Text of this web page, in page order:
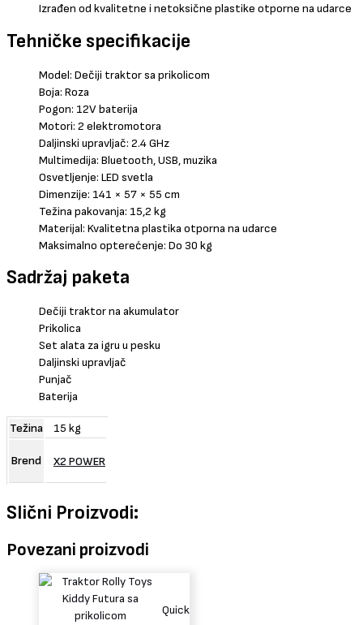
Izrađen od kvalitetne i netoksične plastike otporne na udarce
Tehničke specifikacije
Model: Dečiji traktor sa prikolicom
Boja: Roza
Pogon: 12V baterija
Motori: 2 elektromotora
Daljinski upravljač: 2.4 GHz
Multimedija: Bluetooth, USB, muzika
Osvetljenje: LED svetla
Dimenzije: 141 × 57 × 55 cm
Težina pakovanja: 15,2 kg
Materijal: Kvalitetna plastika otporna na udarce
Maksimalno opterećenje: Do 30 kg
Sadržaj paketa
Dečiji traktor na akumulator
Prikolica
Set alata za igru u pesku
Daljinski upravljač
Punjač
Baterija
Težina 15 kg
Brend X2 POWER
Slični Proizvodi:
Povezani proizvodi
Quick